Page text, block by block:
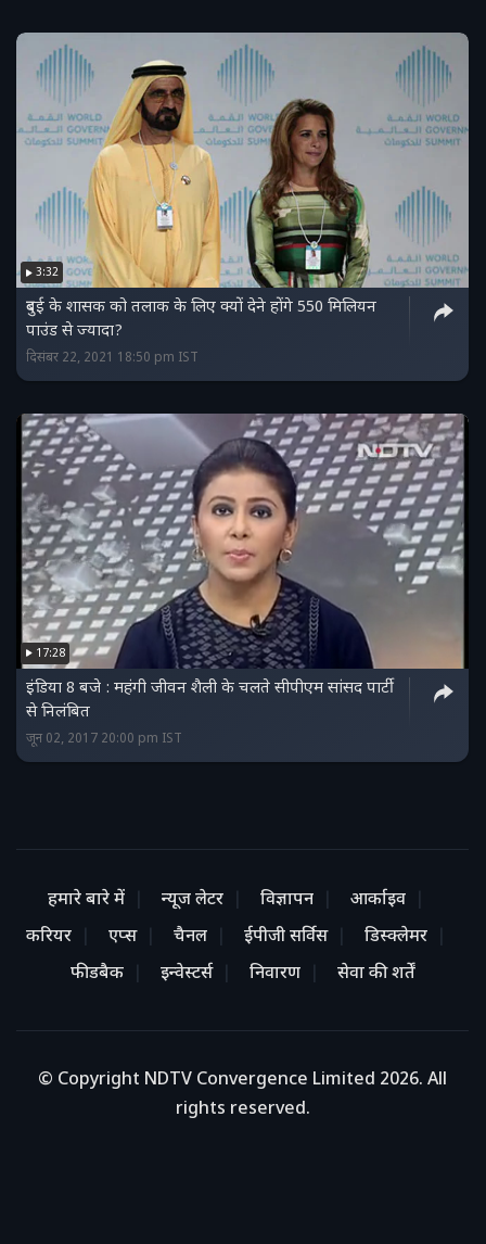
3:32
दुबई के शासक को तलाक के लिए क्यों देने होंगे 550 मिलियन
पाउंड से ज्यादा?
दिसंबर 22, 2021 18:50 pm IST
17:28
इंडिया 8 बजे : महंगी जीवन शैली के चलते सीपीएम सांसद पार्टी
से निलंबित
जून 02, 2017 20:00 pm IST
हमारे बारे में न्यूज लेटर विज्ञापन
आर्काइव
करियर
एप्स चैनल ईपीजी सर्विस
डिस्क्लेमर
फीडबैक
इन्वेस्टर्स निवारण सेवा की शर्तें
© Copyright NDTV Convergence Limited 2026. All
rights reserved.